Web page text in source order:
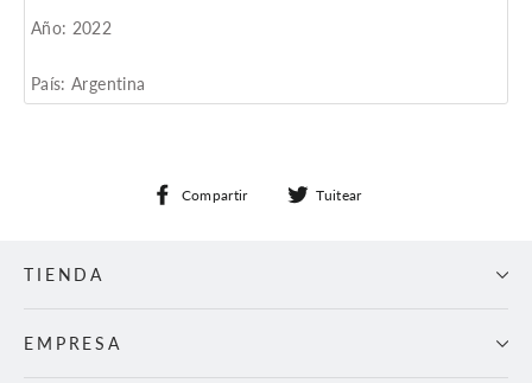
Año: 2022
País: Argentina
Compartir
CompartirTuitear
TIENDA
EMPRESA